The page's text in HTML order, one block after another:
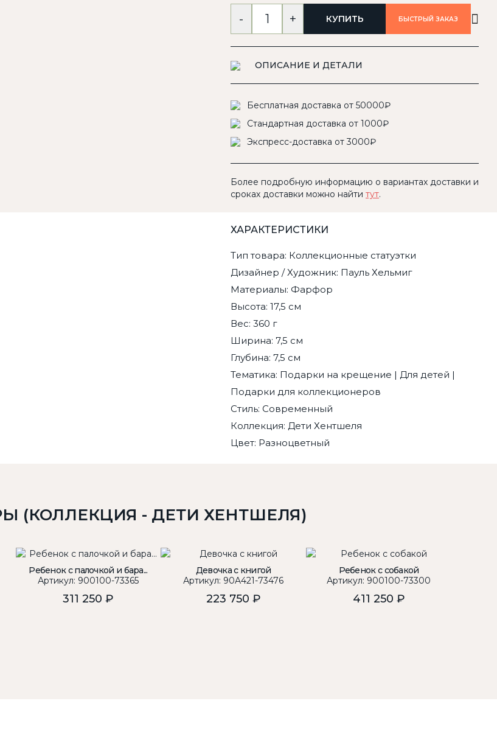
- + КУПИТЬ БЫСТРЫЙ ЗАКАЗ
ОПИСАНИЕ И ДЕТАЛИ
Бесплатная доставка от 50000₽
Стандартная доставка от 1000₽
Экспресс-доставка от 3000₽
Более подробную информацию о вариантах доставки и
сроках доставки можно найти тут.
ХАРАКТЕРИСТИКИ
Тип товара: Коллекционные статуэтки
Дизайнер / Художник: Пауль Хельмиг
Материалы: Фарфор
Высота: 17,5 см
Вес: 360 г
Ширина: 7,5 см
Глубина: 7,5 см
Тематика: Подарки на крещение | Для детей |
Подарки для коллекционеров
Стиль: Современный
Коллекция: Дети Хентшеля
Цвет: Разноцветный
(КОЛЛЕКЦИЯ - ДЕТИ ХЕНТШЕЛЯ)
Ребенок с палочкой и бара...
Артикул: 900100-73365
311 250 ₽
Девочка с книгой
Артикул: 90A421-73476
223 750 ₽
Ребенок с собакой
Артикул: 900100-73300
411 250 ₽